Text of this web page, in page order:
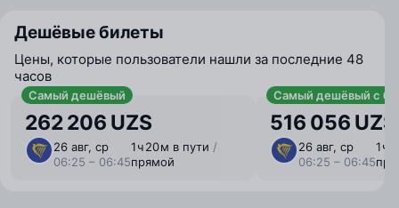
Дешёвые билеты
Цены, которые пользователи нашли за последние 48
часов
Самый дешёвый
262 206 UZS
26 авг, ср
06:25 – 06:45
1 ⁠ч 20 ⁠м в пути /
прямой
Самый дешёвый с
516 056 UZS
26 авг, ср
06:25 – 06:45
1 ⁠ч